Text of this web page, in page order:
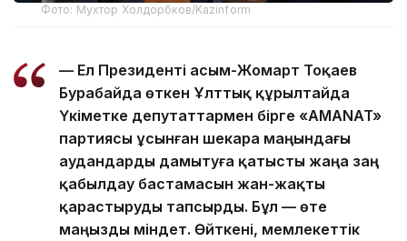
Фото: Мухтор Холдорбков/Kazinform
— Ел Президенті Қасым-Жомарт Тоқаев
Бурабайда өткен Ұлттық құрылтайда
Үкіметке депутаттармен бірге «AMANAT»
партиясы ұсынған шекара маңындағы
аудандарды дамытуға қатысты жаңа заң
қабылдау бастамасын жан-жақты
қарастыруды тапсырды. Бұл — өте
маңызды міндет. Өйткені, мемлекеттік